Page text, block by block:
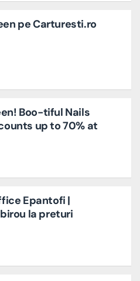
pe Carturesti.ro
Boo-tiful Nails
up to 70% at
Epantofi |
la preturi